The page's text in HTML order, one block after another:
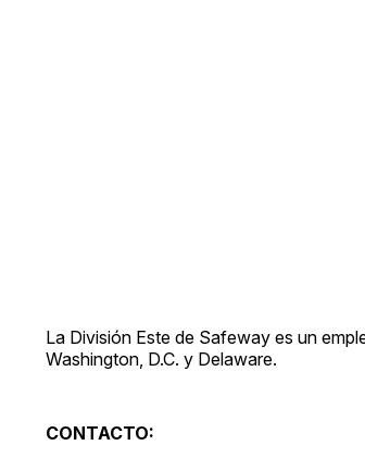
La División Este de Safeway es un
Washington, D.C. y Delaware.
CONTACTO: